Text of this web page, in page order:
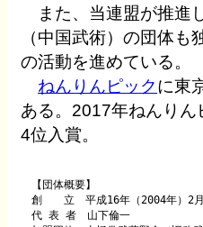
また、当連盟が推進
（中国武術）の団体
の活動を進めている。
ねんりんピックに東
ある。2017年ねんり
4位入賞。
【団体概要】
創　　立　平成16年（2004年）2
代 表 者　山下倫一